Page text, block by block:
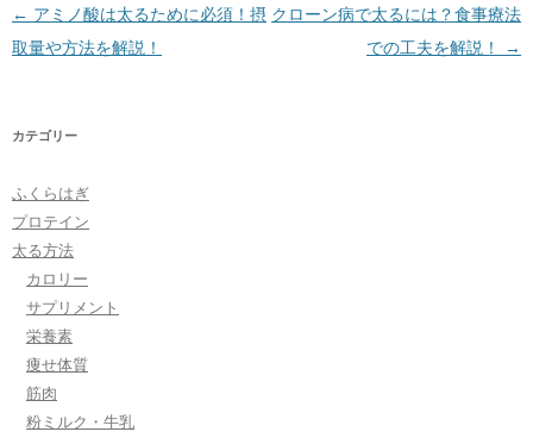
投稿ナビゲーション
← アミノ酸は太るために必須！摂
取量や方法を解説！
クローン病で太るには？食事療法
での工夫を解説！
→
カテゴリー
ふくらはぎ
プロテイン
太る方法
カロリー
サプリメント
栄養素
痩せ体質
筋肉
粉ミルク・牛乳